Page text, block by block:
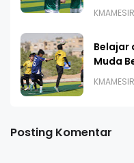
KMAMESIR
Belajar
Muda
KMAMESIR
Posting Komentar